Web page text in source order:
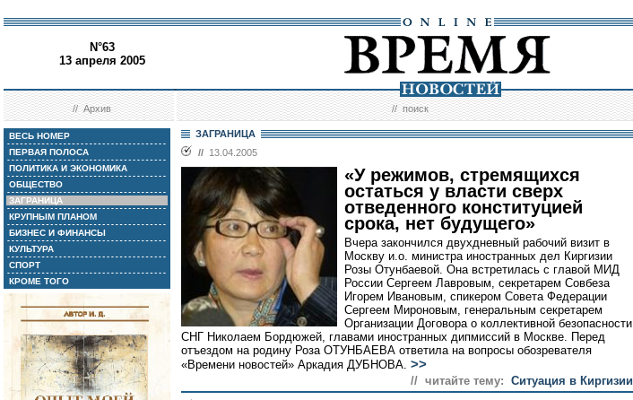
N°63
13 апреля 2005
//Архив //поиск
ВЕСЬ НОМЕР
ПЕРВАЯ ПОЛОСА
ПОЛИТИКА И ЭКОНОМИКА
ОБЩЕСТВО
ЗАГРАНИЦА
КРУПНЫМ ПЛАНОМ
БИЗНЕС И ФИНАНСЫ
КУЛЬТУРА
СПОРТ
КРОМЕ ТОГО
ЗАГРАНИЦА
// 13.04.2005
«У режимов, стремящихся
остаться у власти сверх
отведенного конституцией
срока, нет будущего»
Вчера закончился двухдневный рабочий визит в
Москву и.о. министра иностранных дел Киргизии
Розы Отунбаевой. Она встретилась с главой МИД
России Сергеем Лавровым, секретарем Совбеза
Игорем Ивановым, спикером Совета Федерации
Сергеем Мироновым, генеральным секретарем
Организации Договора о коллективной безопасности
СНГ Николаем Бордюжей, главами иностранных дипмиссий в Москве. Перед
отъездом на родину Роза ОТУНБАЕВА ответила на вопросы обозревателя
«Времени новостей» Аркадия ДУБНОВА. >>
// читайте тему: Cитуация в Киргизии